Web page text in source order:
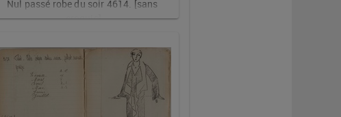
Nul passé robe du soir 4614. [sans
croquis]